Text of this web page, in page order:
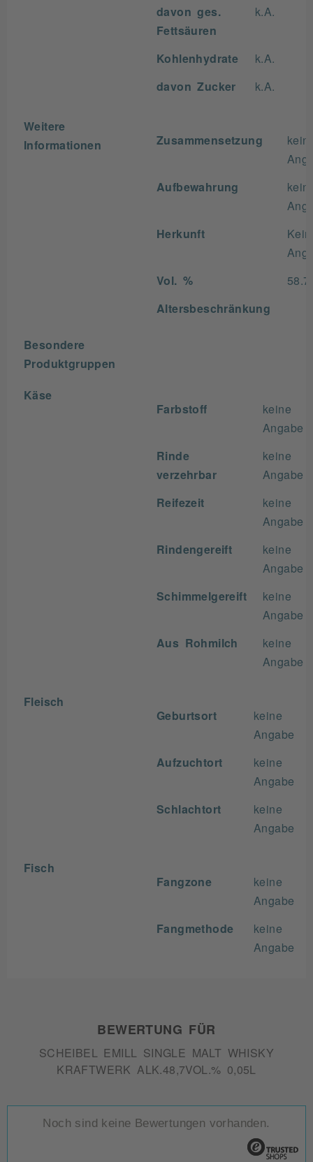
davon ges.
Fettsäuren
k.A.
Kohlenhydrate k.A.
davon Zucker k.A.
Weitere
Informationen
Zusammensetzung
Aufbewahrung
Herkunft
Vol. % 58.7
Altersbeschränkung
Besondere
Produktgruppen
Käse
Farbstoff
keine
Angabe
Rinde
verzehrbar
keine
Angabe
Reifezeit
keine
Angabe
Rindengereift
keine
Angabe
Schimmelgereift
keine
Angabe
Aus Rohmilch
keine
Angabe
Fleisch
Geburtsort
keine
Angabe
Aufzuchtort
keine
Angabe
Schlachtort
keine
Angabe
Fisch
Fangzone
keine
Angabe
Fangmethode
keine
Angabe
BEWERTUNG FÜR
SCHEIBEL EMILL SINGLE MALT WHISKY
KRAFTWERK ALK.48,7VOL.% 0,05L
Noch sind keine Bewertungen vorhanden.